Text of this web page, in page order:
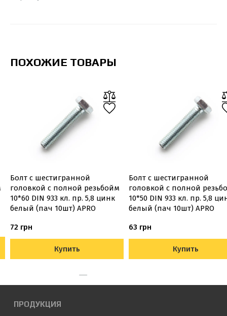
ПОХОЖИЕ ТОВАРЫ
Болт с шестигранной
головкой с полной резьбойм
10*60 DIN 933 кл. пр. 5,8 цинк
белый (пач 10шт) APRO
72 грн
Купить
Болт с шестигранной
головкой с полной
10*50 DIN 933 кл. пр. 5,8
белый (пач 10шт) APRO
63 грн
Купить
ПРОДУКЦИЯ